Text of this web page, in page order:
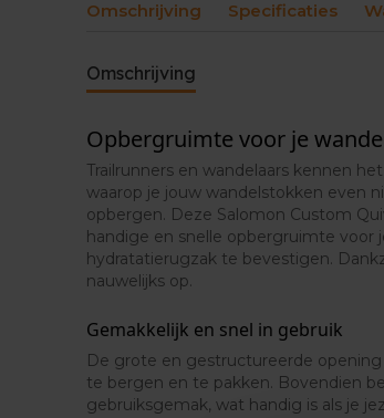
Omschrijving Specificaties
Omschrijving
Opbergruimte voor je
Trailrunners en wandelaars kennen
waarop je jouw wandelstokken even
opbergen. Deze Salomon Custom
handige en snelle opbergruimte voor
hydratatierugzak te bevestigen.
nauwelijks op.
Gemakkelijk en snel in gebruik
De grote en gestructureerde
te bergen en te pakken. Bovendien
gebruiksgemak, wat handig is als je